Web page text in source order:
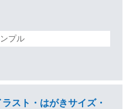
プル
スト・はがきサイズ・